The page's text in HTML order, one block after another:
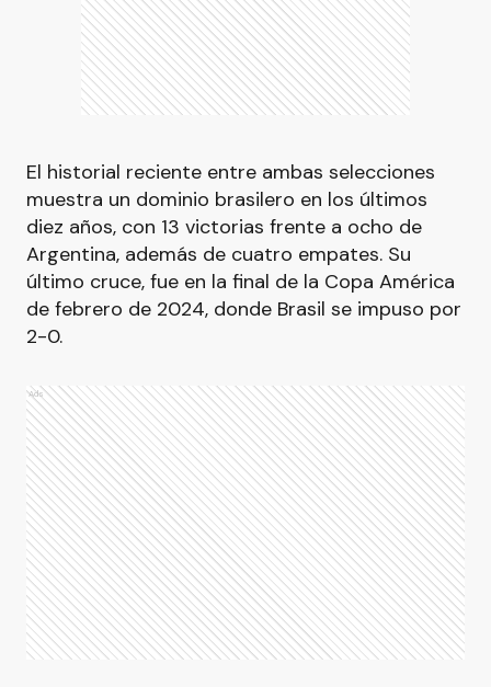
El historial reciente entre ambas selecciones
muestra un dominio brasilero en los últimos
diez años, con 13 victorias frente a ocho de
Argentina, además de cuatro empates. Su
último cruce, fue en la final de la Copa América
de febrero de 2024, donde Brasil se impuso por
2-0.
Ads